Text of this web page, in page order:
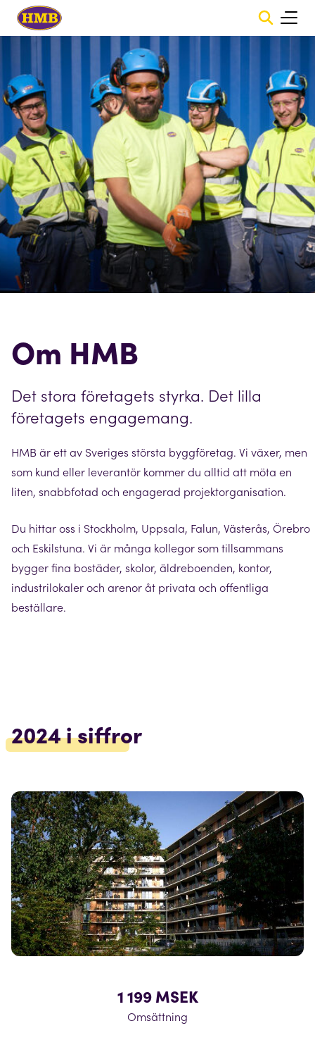
Om HMB
Det stora företagets styrka. Det lilla
företagets engagemang.
HMB är ett av Sveriges största byggföretag. Vi växer, men
som kund eller leverantör kommer du alltid att möta en
liten, snabbfotad och engagerad projektorganisation.
Du hittar oss i Stockholm, Uppsala, Falun, Västerås, Örebro
och Eskilstuna. Vi är många kollegor som tillsammans
bygger fina bostäder, skolor, äldreboenden, kontor,
industrilokaler och arenor åt privata och offentliga
beställare.
2024 i siffror
1 199 MSEK
Omsättning